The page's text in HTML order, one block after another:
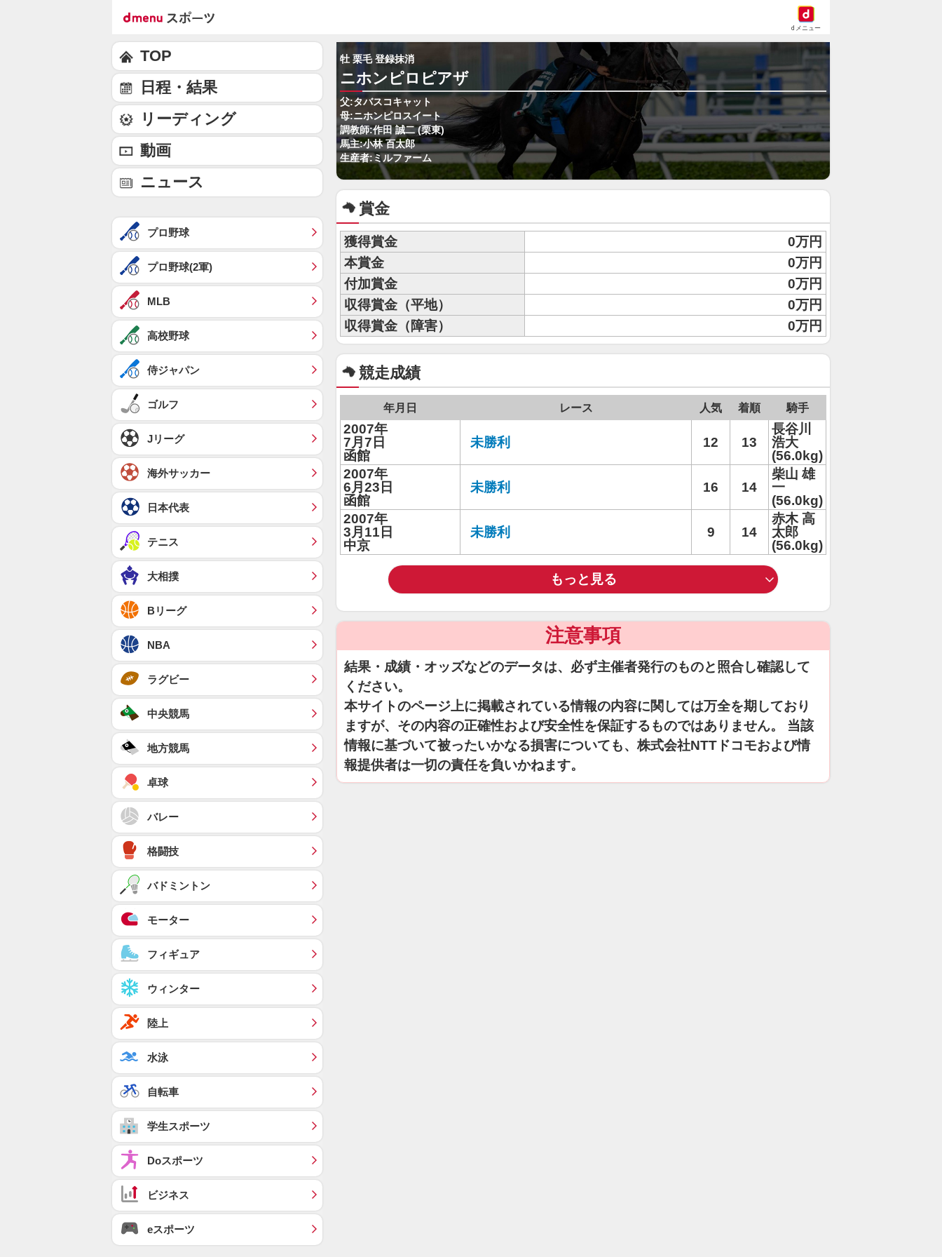
dメニュー
牡 栗毛 登録抹消
ニホンピロピアザ
父:タバスコキャット
母:ニホンピロスイート
調教師:作田 誠二 (栗東)
馬主:小林 百太郎
生産者:ミルファーム
賞金
獲得賞金
0万円
本賞金
0万円
付加賞金
0万円
収得賞金（平地）
0万円
収得賞金（障害）
0万円
競走成績
年月日 レース 人気 着順 騎手
2007年
7月7日
函館
未勝利 12 13
長谷川
浩大
(56.0kg)
2007年
6月23日
函館
未勝利 16 14
柴山 雄
一
(56.0kg)
2007年
3月11日
中京
未勝利 9 14
赤木 高
太郎
(56.0kg)
もっと見る
注意事項
結果・成績・オッズなどのデータは、必ず主催者発行のものと照合し確認して
ください。
本サイトのページ上に掲載されている情報の内容に関しては万全を期しており
ますが、その内容の正確性および安全性を保証するものではありません。 当該
情報に基づいて被ったいかなる損害についても、株式会社NTTドコモおよび情
報提供者は一切の責任を負いかねます。
TOP
日程・結果
リーディング
動画
ニュース
プロ野球
プロ野球(2軍)
MLB
高校野球
侍ジャパン
ゴルフ
Jリーグ
海外サッカー
日本代表
テニス
大相撲
Bリーグ
NBA
ラグビー
中央競馬
地方競馬
卓球
バレー
格闘技
バドミントン
モーター
フィギュア
ウィンター
陸上
水泳
自転車
学生スポーツ
Doスポーツ
ビジネス
eスポーツ